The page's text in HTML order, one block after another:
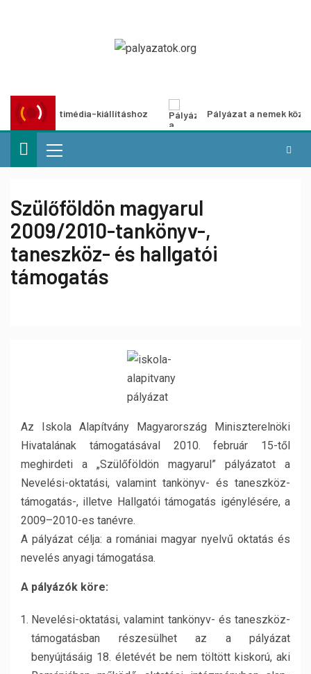
multimédia-kiállításhoz Pályázat a nemek közötti
Szülőföldön magyarul
2009/2010-tankönyv-,
taneszköz- és hallgatói
támogatás
Az Iskola Alapítvány Magyarország Miniszterelnöki
Hivatalának támogatásával 2010. február 15-től
meghirdeti a „Szülőföldön magyarul” pályázatot a
Nevelési-oktatási, valamint tankönyv- és taneszköz-
támogatás-, illetve Hallgatói támogatás igénylésére, a
2009–2010-es tanévre.
A pályázat célja: a romániai magyar nyelvű oktatás és
nevelés anyagi támogatása.
A pályázók köre:
Nevelési-oktatási, valamint tankönyv- és taneszköz-
támogatásban részesülhet az a pályázat
benyújtásáig 18. életévét be nem töltött kiskorú, aki